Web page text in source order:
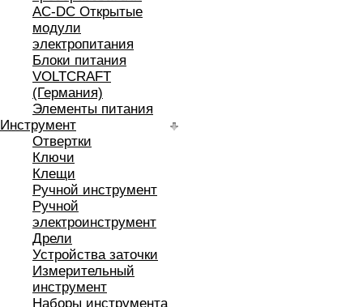
AC-DC Открытые
модули
электропитания
Блоки питания
VOLTCRAFT
(Германия)
Элементы питания
Инструмент
Отвертки
Ключи
Клещи
Ручной инструмент
Ручной
электроинструмент
Дрели
Устройства заточки
Измерительный
инструмент
Наборы инструмента